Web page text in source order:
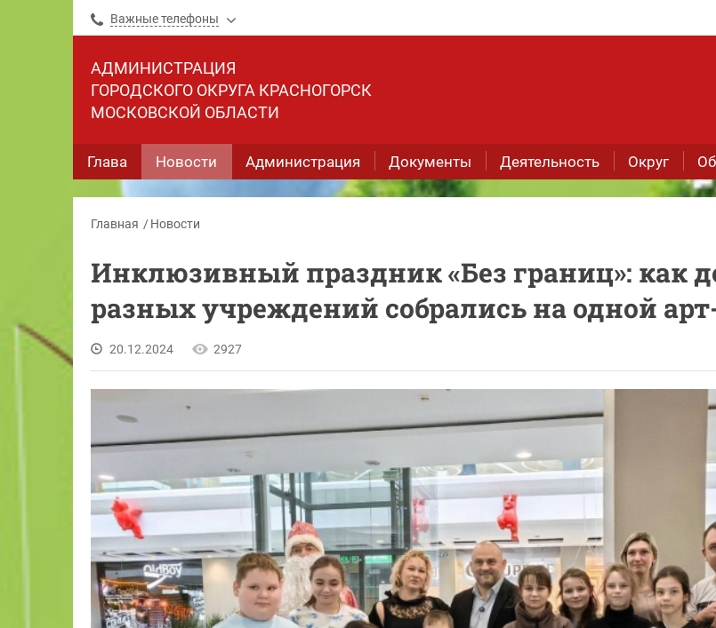
Важные телефоны
АДМИНИСТРАЦИЯ
ГОРОДСКОГО ОКРУГА КРАСНОГОРСК
МОСКОВСКОЙ ОБЛАСТИ
Глава Новости Администрация Документы Деятельность Округ
Главная Новости
Инклюзивный праздник «Без границ»: как
разных учреждений собрались на одной
20.12.2024 2927